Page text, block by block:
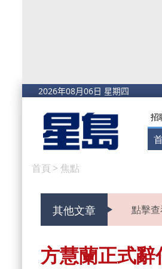
招
首頁 > 焦點
其他文章 點擊
方慧蘭正式